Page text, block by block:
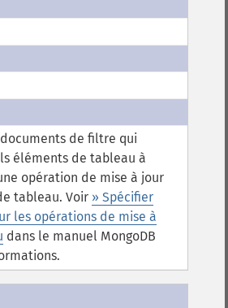
de filtre qui
éléments de tableau à
opération de mise à jour
tableau. Voir » Spécifier
les opérations de mise à
dans le manuel MongoDB